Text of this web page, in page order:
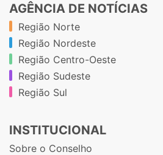
AGÊNCIA DE NOTÍCIAS
Região Norte
Região Nordeste
Região Centro-Oeste
Região Sudeste
Região Sul
INSTITUCIONAL
Sobre o Conselho